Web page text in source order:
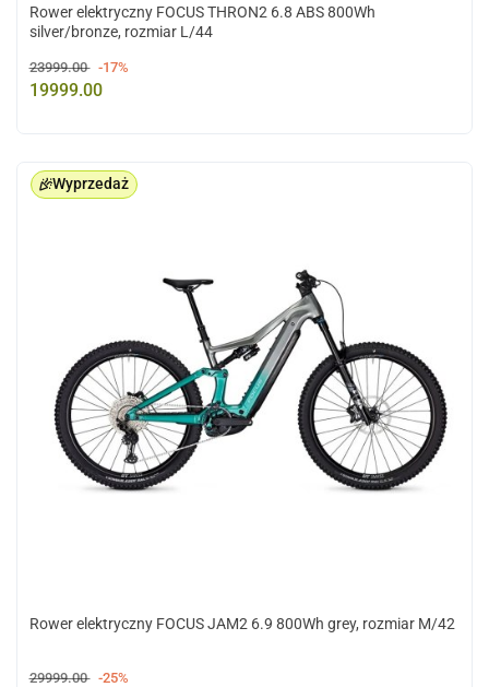
Rower elektryczny FOCUS THRON2 6.8 ABS 800Wh
silver/bronze, rozmiar L/44
23999.00 -17%
19999.00
Wyprzedaż
Rower elektryczny FOCUS JAM2 6.9 800Wh grey, rozmiar M/42
29999.00 -25%